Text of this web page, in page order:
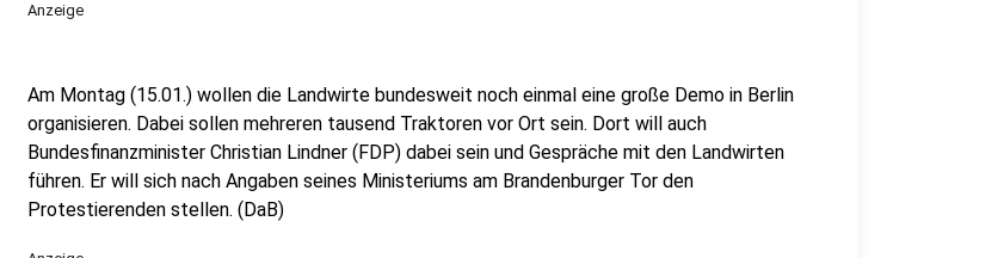
Anzeige
Am Montag (15.01.) wollen die Landwirte bundesweit noch einmal eine große Demo in Berlin
organisieren. Dabei sollen mehreren tausend Traktoren vor Ort sein. Dort will auch
Bundesfinanzminister Christian Lindner (FDP) dabei sein und Gespräche mit den Landwirten
führen. Er will sich nach Angaben seines Ministeriums am Brandenburger Tor den
Protestierenden stellen. (DaB)